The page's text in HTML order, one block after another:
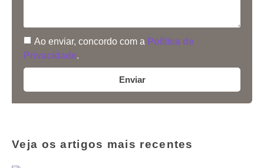
Ao enviar, concordo com a Política de
Privacidade.
Enviar
Veja os artigos mais recentes